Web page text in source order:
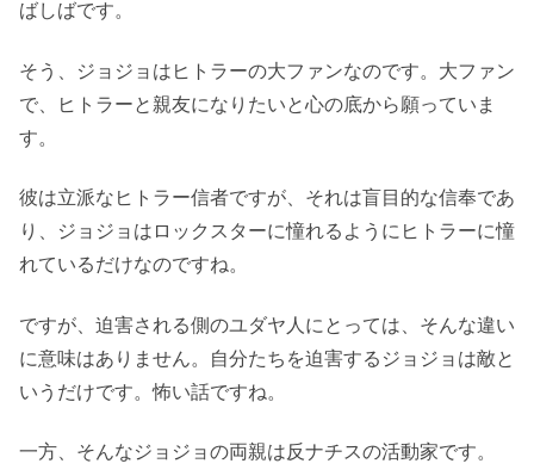
ばしばです。
そう、ジョジョはヒトラーの大ファンなのです。大ファン
で、ヒトラーと親友になりたいと心の底から願っていま
す。
彼は立派なヒトラー信者ですが、それは盲目的な信奉であ
り、ジョジョはロックスターに憧れるようにヒトラーに憧
れているだけなのですね。
ですが、迫害される側のユダヤ人にとっては、そんな違い
に意味はありません。自分たちを迫害するジョジョは敵と
いうだけです。怖い話ですね。
一方、そんなジョジョの両親は反ナチスの活動家です。